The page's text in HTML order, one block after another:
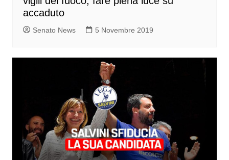
accaduto
Senato News 5 Novembre 2019